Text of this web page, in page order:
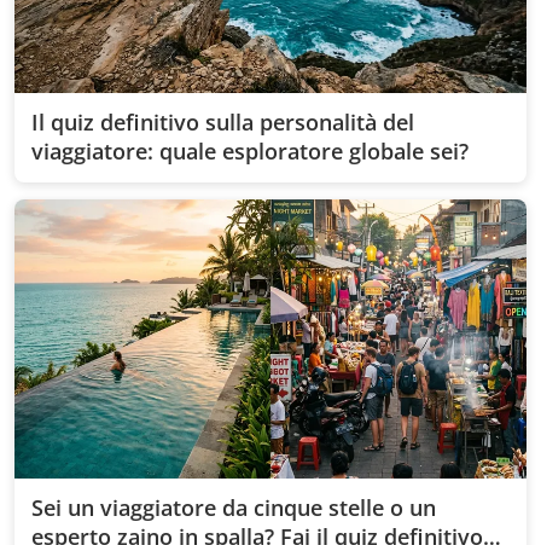
Il quiz definitivo sulla personalità del
viaggiatore: quale esploratore globale sei?
Sei un viaggiatore da cinque stelle o un
esperto zaino in spalla? Fai il quiz definitivo